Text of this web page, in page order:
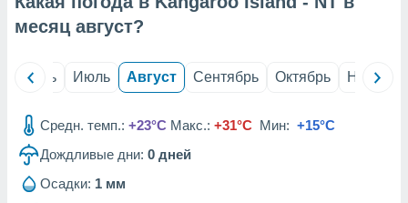
из
данных
месяц август?
Июнь Июль Август Сентябрь Октябрь Ноябрь
Средн. темп.: +23°C Макс.: +31°C Мин: +15°C
Дождливые дни: 0 дней
Осадки: 1 мм